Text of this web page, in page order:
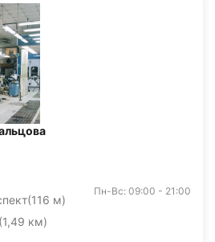
(116 м)
(1,49 км)
Пн-Вс: 09:00 - 21:00